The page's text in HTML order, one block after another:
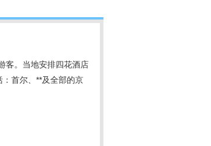
客。当地安排四花酒店
首尔、**及全部的京